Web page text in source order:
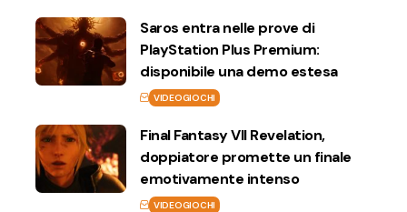
Saros entra nelle prove di
PlayStation Plus Premium:
disponibile una demo estesa
VIDEOGIOCHI
Final Fantasy VII Revelation,
doppiatore promette un finale
emotivamente intenso
VIDEOGIOCHI